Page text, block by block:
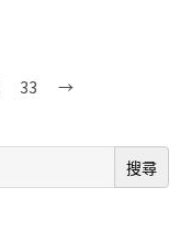
33 →
搜尋